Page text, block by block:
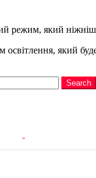
режим, який
освітлення, який
Search